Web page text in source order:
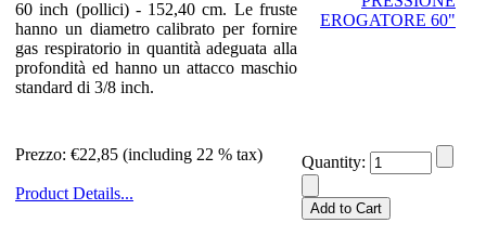
60 inch (pollici) - 152,40 cm. Le fruste
hanno un diametro calibrato per fornire
gas respiratorio in quantità adeguata alla
profondità ed hanno un attacco maschio
standard di 3/8 inch.
Prezzo: €22,85 (including 22 % tax)
Product Details...
Quantity: